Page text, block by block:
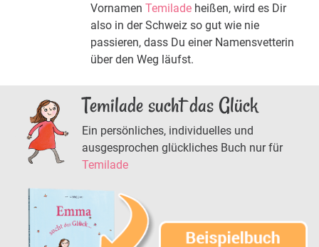
Vornamen Temilade heißen, wird es Dir
also in der Schweiz so gut wie nie
passieren, dass Du einer Namensvetterin
über den Weg läufst.
Temilade sucht das Glück
Ein persönliches, individuelles und
ausgesprochen glückliches Buch nur für
Temilade